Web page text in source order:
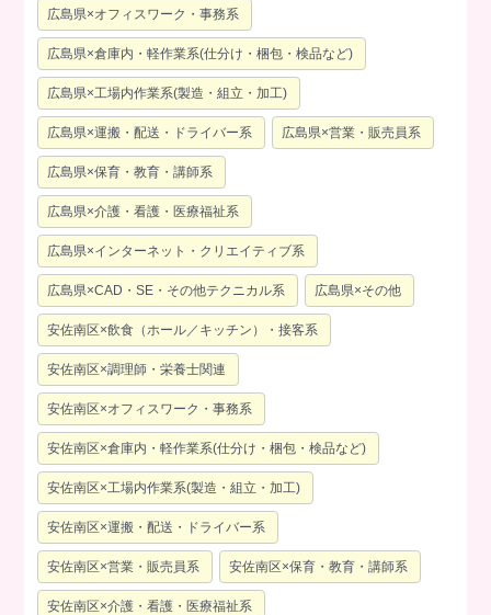
広島県×オフィスワーク・事務系
広島県×倉庫内・軽作業系(仕分け・梱包・検品など)
広島県×工場内作業系(製造・組立・加工)
広島県×運搬・配送・ドライバー系 広島県×営業・販売員系
広島県×保育・教育・講師系
広島県×介護・看護・医療福祉系
広島県×インターネット・クリエイティブ系
広島県×CAD・SE・その他テクニカル系 広島県×その他
安佐南区×飲食（ホール／キッチン）・接客系
安佐南区×調理師・栄養士関連
安佐南区×オフィスワーク・事務系
安佐南区×倉庫内・軽作業系(仕分け・梱包・検品など)
安佐南区×工場内作業系(製造・組立・加工)
安佐南区×運搬・配送・ドライバー系
安佐南区×営業・販売員系 安佐南区×保育・教育・講師系
安佐南区×介護・看護・医療福祉系